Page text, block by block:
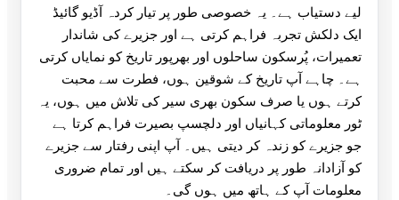
لیے دستیاب ہے۔ یہ خصوصی طور پر تیار کردہ آڈیو گائیڈ
ایک دلکش تجربہ فراہم کرتی ہے اور جزیرے کی شاندار
تعمیرات، پُرسکون ساحلوں اور بھرپور تاریخ کو نمایاں کرتی
ہے۔ چاہے آپ تاریخ کے شوقین ہوں، فطرت سے محبت
کرتے ہوں یا صرف سکون بھری سیر کی تلاش میں ہوں، یہ
ٹور معلوماتی کہانیاں اور دلچسپ بصیرت فراہم کرتا ہے
جو جزیرے کو زندہ کر دیتی ہیں۔ آپ اپنی رفتار سے جزیرے
کو آزادانہ طور پر دریافت کر سکتے ہیں اور تمام ضروری
معلومات آپ کے ہاتھ میں ہوں گی۔